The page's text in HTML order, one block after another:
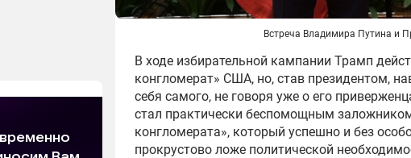
Встреча Владимира Путина и
В ходе избирательной кампании Трамп
конгломерат» США, но, став президентом,
себя самого, не говоря уже о его
стал практически беспомощным
конгломерата», который успешно и без
прокрустово ложе политической